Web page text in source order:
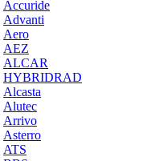
Accuride
Advanti
Aero
AEZ
ALCAR
HYBRIDRAD
Alcasta
Alutec
Arrivo
Asterro
ATS